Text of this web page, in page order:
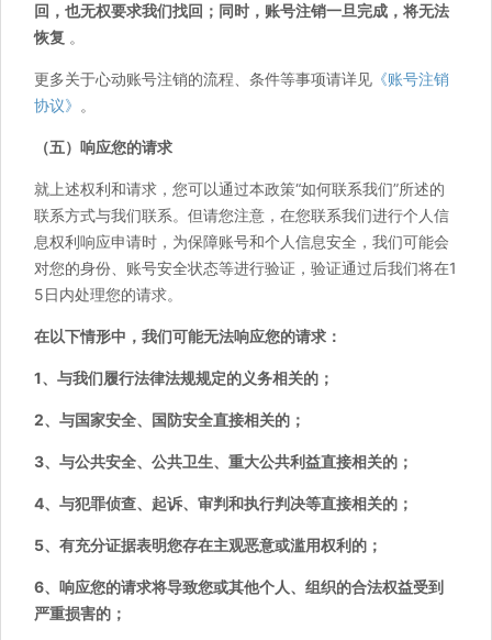
回，也无权要求我们找回；同时，账号注销一旦完成，将无法
恢复 。
更多关于心动账号注销的流程、条件等事项请详见 《账号注销
协议》 。
（五）响应您的请求
就上述权利和请求，您可以通过本政策“如何联系我们”所述的
联系方式与我们联系。但请您注意，在您联系我们进行个人信
息权利响应申请时，为保障账号和个人信息安全，我们可能会
对您的身份、账号安全状态等进行验证，验证通过后我们将在1
5日内处理您的请求。
在以下情形中，我们可能无法响应您的请求：
1、与我们履行法律法规规定的义务相关的；
2、与国家安全、国防安全直接相关的；
3、与公共安全、公共卫生、重大公共利益直接相关的；
4、与犯罪侦查、起诉、审判和执行判决等直接相关的；
5、有充分证据表明您存在主观恶意或滥用权利的；
6、响应您的请求将导致您或其他个人、组织的合法权益受到
严重损害的；